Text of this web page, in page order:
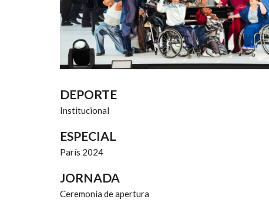
DEPORTE
Institucional
ESPECIAL
París 2024
JORNADA
Ceremonia de apertura